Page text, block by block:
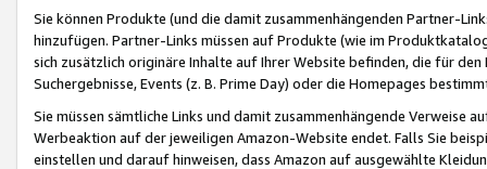
Sie können Produkte (und die damit zusammenhängenden Partner-
hinzufügen. Partner-Links müssen auf Produkte (wie im
sich zusätzlich originäre Inhalte auf Ihrer Website befinden, die für
Suchergebnisse, Events (z. B. Prime Day) oder die Homepages
Sie müssen sämtliche Links und damit zusammenhängende
Werbeaktion auf der jeweiligen Amazon-Website endet. Falls Sie
einstellen und darauf hinweisen, dass Amazon auf ausgewählte